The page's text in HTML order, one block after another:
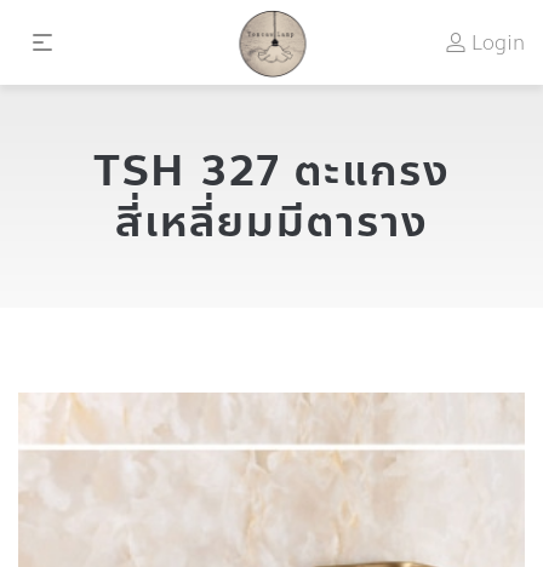
Login
TSH 327 ตะแกรง
สี่เหลี่ยมมีตาราง